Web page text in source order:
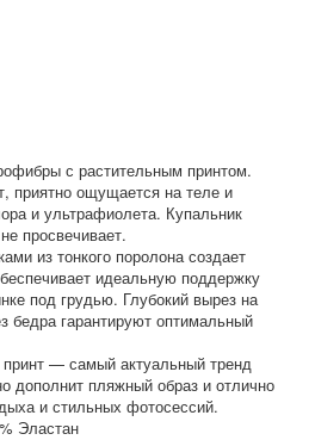
с растительным принтом.
приятно ощущается на теле и
и ультрафиолета. Купальник
просвечивает.
из тонкого поролона создает
идеальную поддержку
под грудью. Глубокий вырез на
бедра гарантируют оптимальный
— самый актуальный тренд
дополнит пляжный образ и отлично
и стильных фотосессий.
Эластан